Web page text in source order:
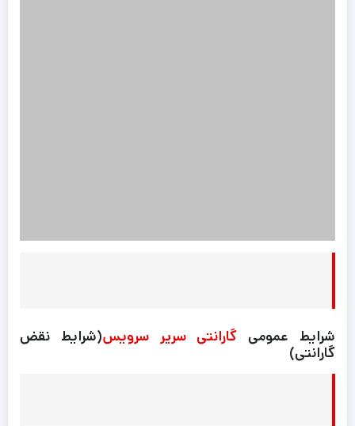
شرایط عمومی گارانتی سریر سرویس(شرایط نقض
گارانتی)